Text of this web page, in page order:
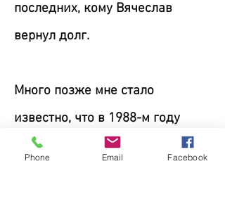
последних, кому Вячеслав
вернул долг.
Много позже мне стало
известно, что в 1988-м году
Вячеслав Капуста покинул нас …
Phone Email Facebook